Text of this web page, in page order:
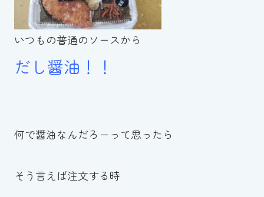
いつもの普通のソースから
だし醤油！！
何で醤油なんだろーって思ったら
そう言えば注文する時